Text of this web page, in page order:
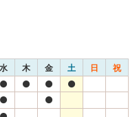
水 木 金 土 日 祝